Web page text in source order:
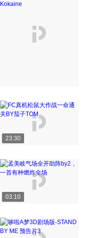
23:30
03:10